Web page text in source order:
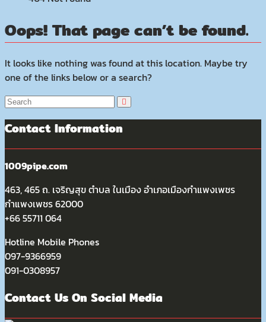
Oops! That page can’t be found.
It looks like nothing was found at this location. Maybe try
one of the links below or a search?
Contact Information
1009pipe.com
463, 465 ถ. เจริญสุข ตำบล ในเมือง อำเภอเมืองกำแพงเพชร
กำแพงเพชร 62000
+66 55711 064
Hotline Mobile Phones
097-9366959
091-0308957
Contact Us On Social Media